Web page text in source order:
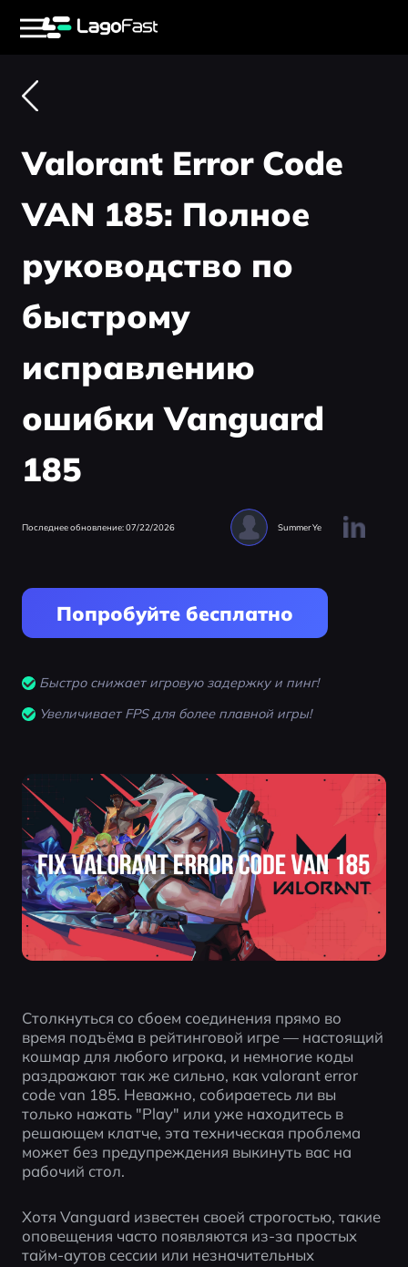
Valorant Error Code
VAN 185: Полное
руководство по
быстрому
исправлению
ошибки Vanguard
185
Последнее обновление: 07/22/2026 Summer Ye
Попробуйте бесплатно
Быстро снижает игровую задержку и пинг!
Увеличивает FPS для более плавной игры!
Столкнуться со сбоем соединения прямо во
время подъёма в рейтинговой игре — настоящий
кошмар для любого игрока, и немногие коды
раздражают так же сильно, как valorant error
code van 185. Неважно, собираетесь ли вы
только нажать "Play" или уже находитесь в
решающем клатче, эта техническая проблема
может без предупреждения выкинуть вас на
рабочий стол.
Хотя Vanguard известен своей строгостью, такие
оповещения часто появляются из-за простых
тайм-аутов сессии или незначительных